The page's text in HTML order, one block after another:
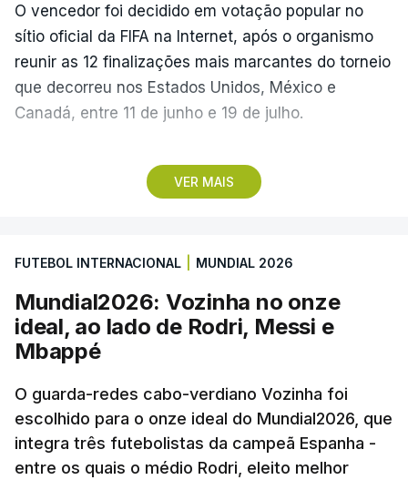
VER MAIS
O vencedor foi decidido em votação popular no
sítio oficial da FIFA na Internet, após o organismo
reunir as 12 finalizações mais marcantes do torneio
que decorreu nos Estados Unidos, México e
Canadá, entre 11 de junho e 19 de julho.
Lopes Cabral conquistou o prémio graças ao
remate de pé direito que colocou a bola no ângulo
“Foi simplesmente surreal”, disse à FIFA o jogador
dos turcos do Trabzonspor, recordando o momento
que fez Cabo Verde sonhar alto na sua primeira
participação numa fase final de um Mundial.
O ex-lateral do Benfica considerou que o galardão
“é um enorme orgulho e um reconhecimento que
qualquer jogador gostaria de ter”.
FUTEBOL INTERNACIONAL MUNDIAL 2026
Mundial2026: Vozinha no onze
ideal, ao lado de Rodri, Messi e
Mbappé
O guarda-redes cabo-verdiano Vozinha foi
escolhido para o onze ideal do Mundial2026, que
integra três futebolistas da campeã Espanha -
entre os quais o médio Rodri, eleito melhor